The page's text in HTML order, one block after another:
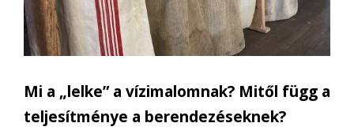
Mi a „lelke” a vízimalomnak? Mitől függ a
teljesítménye a berendezéseknek?